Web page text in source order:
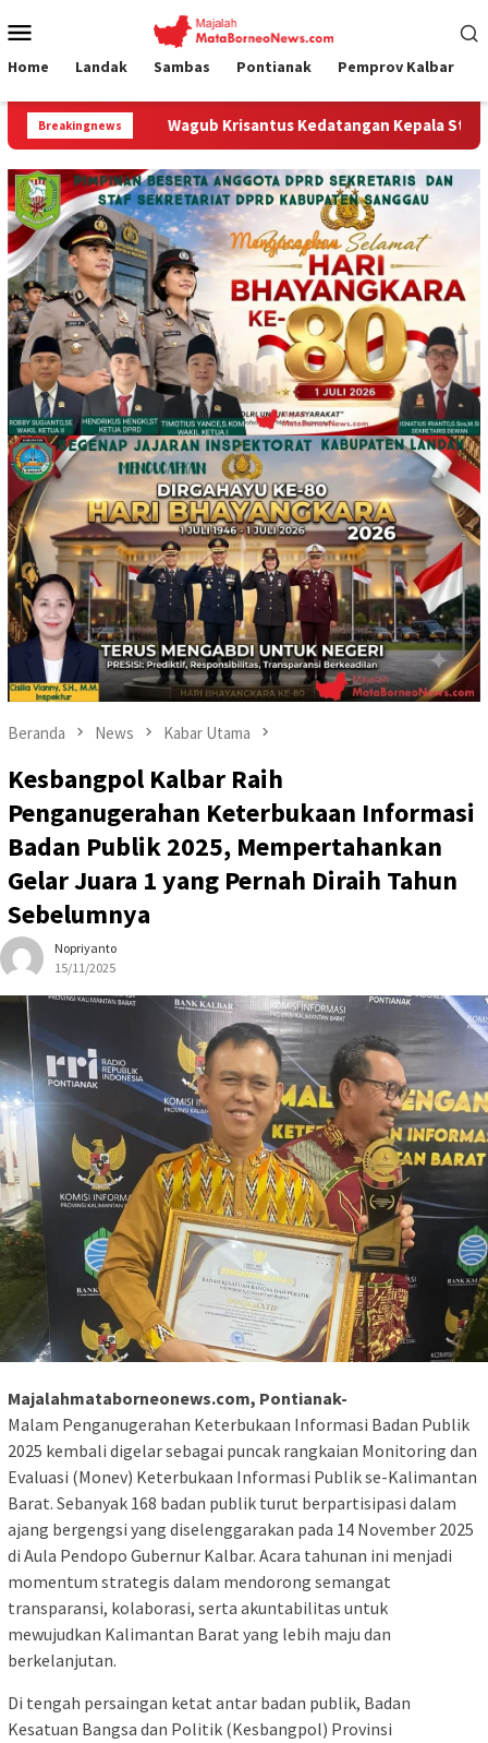
ke
Mobile
Home Landak Sambas Pontianak Pemprov Kalbar
Breakingnews
Krisantus Kedatangan Kepala Staf Kepresidenan, Tegaskan
Beranda News Kabar Utama
Kesbangpol Kalbar Raih
Penganugerahan Keterbukaan Informasi
Badan Publik 2025, Mempertahankan
Gelar Juara 1 yang Pernah Diraih Tahun
Sebelumnya
Nopriyanto
15/11/2025
Majalahmataborneonews.com, Pontianak-
Malam Penganugerahan Keterbukaan Informasi Badan Publik
2025 kembali digelar sebagai puncak rangkaian Monitoring dan
Evaluasi (Monev) Keterbukaan Informasi Publik se-Kalimantan
Barat. Sebanyak 168 badan publik turut berpartisipasi dalam
ajang bergengsi yang diselenggarakan pada 14 November 2025
di Aula Pendopo Gubernur Kalbar. Acara tahunan ini menjadi
momentum strategis dalam mendorong semangat
transparansi, kolaborasi, serta akuntabilitas untuk
mewujudkan Kalimantan Barat yang lebih maju dan
berkelanjutan.
Di tengah persaingan ketat antar badan publik, Badan
Kesatuan Bangsa dan Politik (Kesbangpol) Provinsi